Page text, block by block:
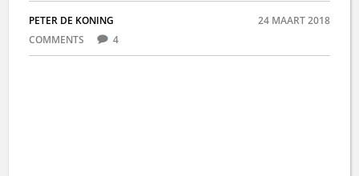
PETER DE KONING
24 MAART 2018
COMMENTS
4